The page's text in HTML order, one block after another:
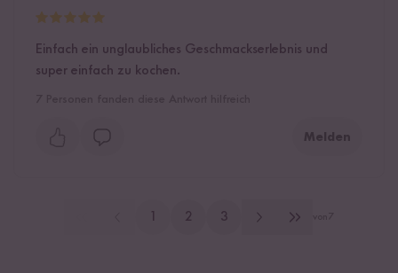
Einfach ein unglaubliches Geschmackserlebnis und
super einfach zu kochen.
Melden
2 3